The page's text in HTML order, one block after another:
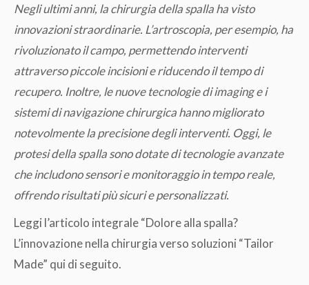
Negli ultimi anni, la chirurgia della spalla ha visto
innovazioni straordinarie. L’artroscopia, per esempio, ha
rivoluzionato il campo, permettendo interventi
attraverso piccole incisioni e riducendo il tempo di
recupero. Inoltre, le nuove tecnologie di imaging e i
sistemi di navigazione chirurgica hanno migliorato
notevolmente la precisione degli interventi. Oggi, le
protesi della spalla sono dotate di tecnologie avanzate
che includono sensori e monitoraggio in tempo reale,
offrendo risultati più sicuri e personalizzati.
Leggi l’articolo integrale “Dolore alla spalla?
L’innovazione nella chirurgia verso soluzioni “Tailor
Made” qui di seguito.